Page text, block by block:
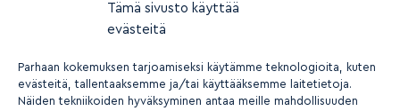
Tämä sivusto käyttää
evästeitä
Parhaan kokemuksen tarjoamiseksi käytämme teknologioita, kuten
evästeitä, tallentaaksemme ja/tai käyttääksemme laitetietoja.
Näiden tekniikoiden hyväksyminen antaa meille mahdollisuuden